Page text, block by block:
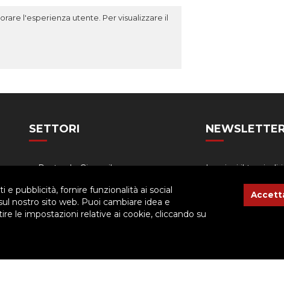
pubblicità, fornire funzionalità ai social
nostro sito web. Puoi cambiare idea e
le impostazioni relative ai cookie, cliccando su
l'esperienza utente. Per visualizzare il
SETTORI
Pastorale Giovanile
Formazione
Famiglia salesiana
Lasciaci il tuo
dell'Ispettoria